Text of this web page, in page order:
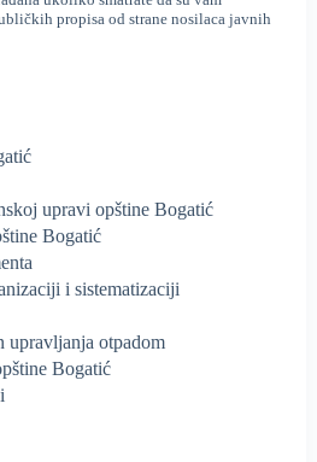
propisa od strane nosilaca javnih
upravi opštine Bogatić
Bogatić
i sistematizaciji
upravljanja otpadom
Bogatić